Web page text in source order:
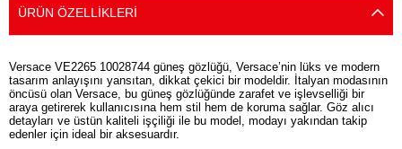
ÜRÜN ÖZELLIKLERI
Versace VE2265 10028744 güneş gözlüğü, Versace’nin lüks ve modern
tasarım anlayışını yansıtan, dikkat çekici bir modeldir. İtalyan modasının
öncüsü olan Versace, bu güneş gözlüğünde zarafet ve işlevselliği bir
araya getirerek kullanıcısına hem stil hem de koruma sağlar. Göz alıcı
detayları ve üstün kaliteli işçiliği ile bu model, modayı yakından takip
edenler için ideal bir aksesuardır.